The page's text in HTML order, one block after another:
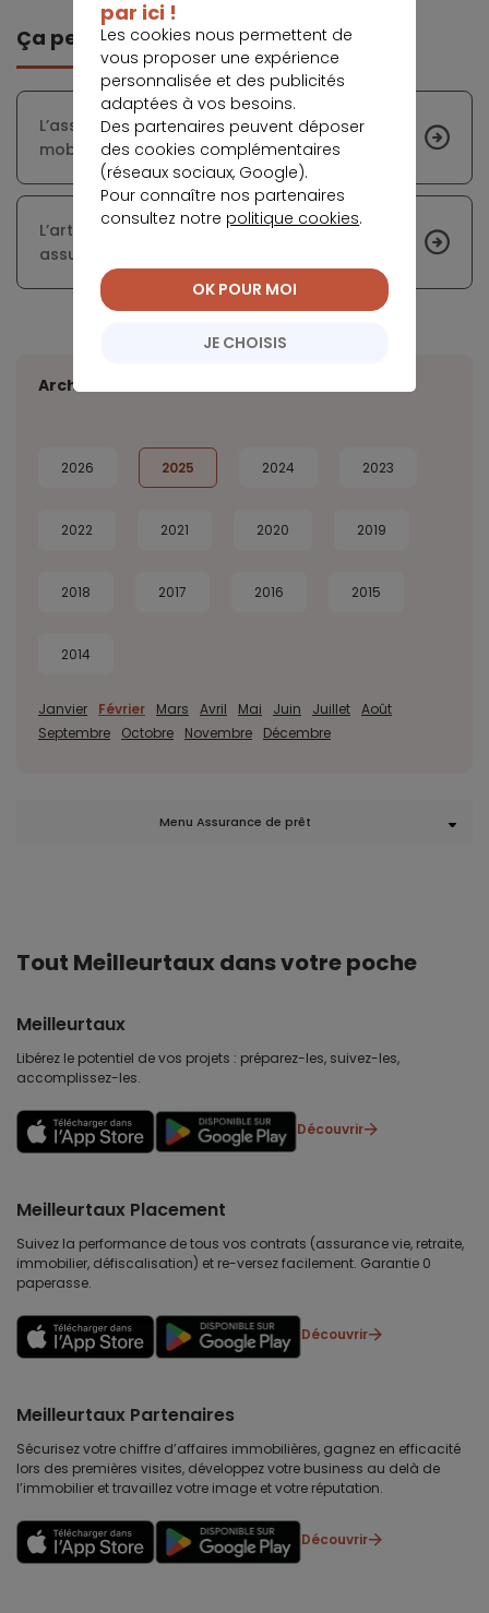
Ça peut vous intéresser
L’assurance emprunteur dans le cadre de la
mobilité internationale
L’artificier : un profil qui a souvent du mal à
assurer son crédit à l’habitat
Archives
2026 2025 2024 2023
2022 2021 2020 2019
2018 2017 2016 2015
2014
Janvier Février Mars Avril Mai Juin Juillet Août
Septembre
Octobre Novembre Décembre
Menu Assurance de prêt
Tout Meilleurtaux dans votre poche
Meilleurtaux
Libérez le potentiel de vos projets : préparez-les, suivez-les,
accomplissez-les.
Découvrir
Meilleurtaux Placement
Suivez la performance de tous vos contrats (assurance vie, retraite,
immobilier, défiscalisation) et re-versez facilement. Garantie 0
paperasse.
Découvrir
Meilleurtaux Partenaires
Sécurisez votre chiffre d’affaires immobilières, gagnez en efficacité
lors des premières visites, développez votre business au delà de
l’immobilier et travaillez votre image et votre réputation.
Découvrir
par ici !
Les cookies nous permettent de
vous proposer une expérience
personnalisée et des publicités
adaptées à vos besoins.
Des partenaires peuvent déposer
des cookies complémentaires
(réseaux sociaux, Google).
Pour connaître nos partenaires
consultez notre politique cookies.
JE CHOISIS
OK POUR MOI